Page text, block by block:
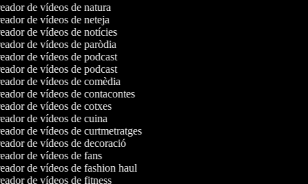
de vídeos de natura
de vídeos de neteja
de vídeos de notícies
de vídeos de paròdia
de vídeos de podcast
de vídeos de podcast
de vídeos de comèdia
de vídeos de contacontes
de vídeos de cotxes
de vídeos de cuina
de vídeos de curtmetratges
de vídeos de decoració
de vídeos de fans
de vídeos de fashion haul
de vídeos de fitness